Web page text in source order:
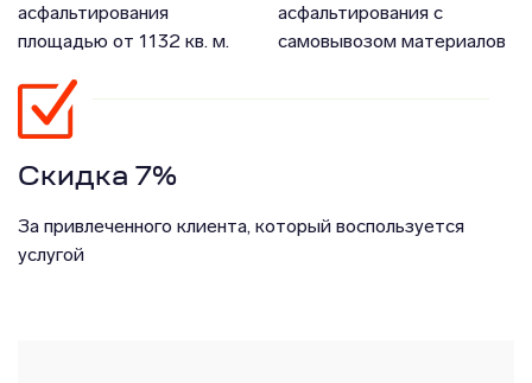
асфальтирования
площадью от 1132 кв. м.
асфальтирования с
самовывозом материалов
Скидка 7%
За привлеченного клиента, который воспользуется
услугой